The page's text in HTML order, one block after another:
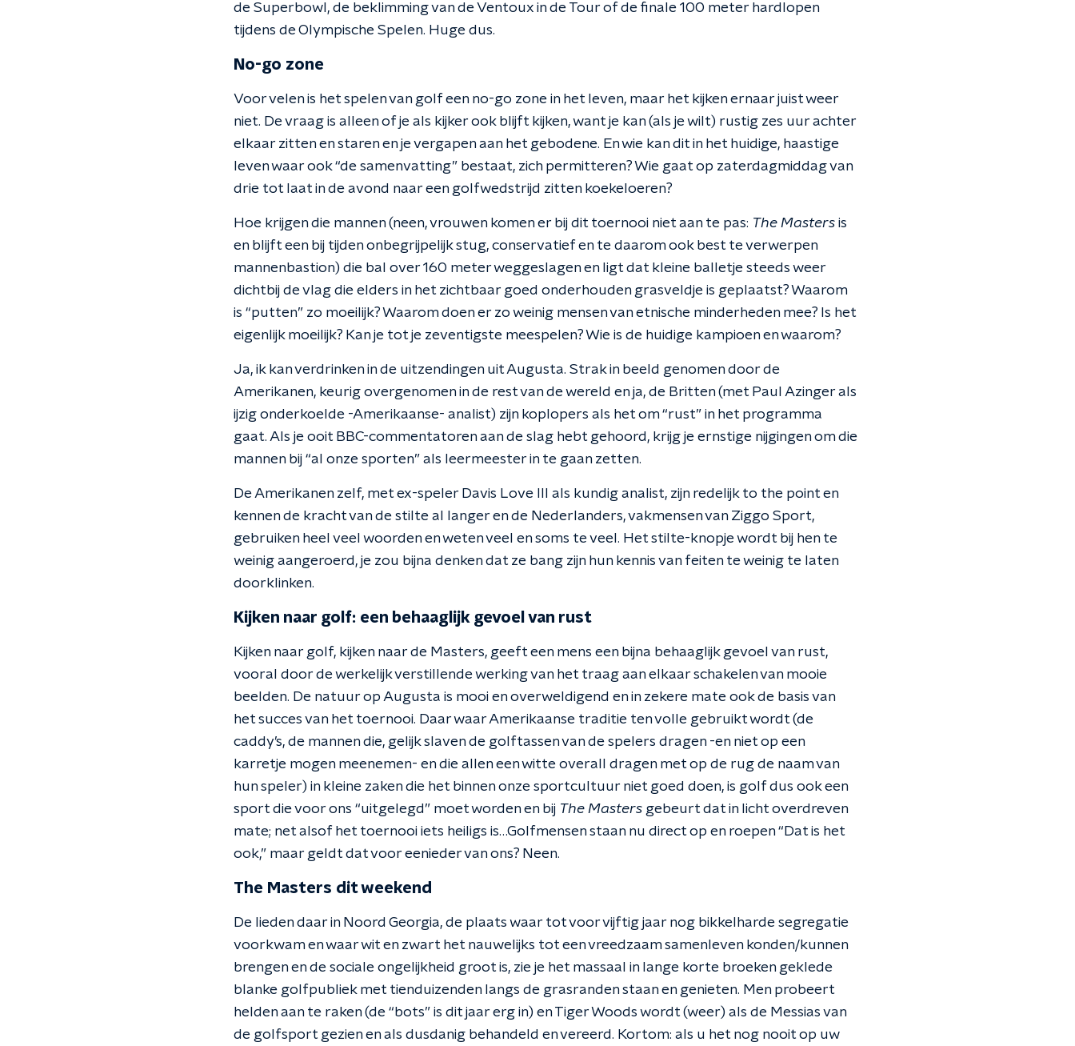
de Superbowl, de beklimming van de Ventoux in de Tour of de finale 100 meter hardlopen
tijdens de Olympische Spelen. Huge dus.
No-go zone
Voor velen is het spelen van golf een no-go zone in het leven, maar het kijken ernaar juist weer
niet. De vraag is alleen of je als kijker ook blijft kijken, want je kan (als je wilt) rustig zes uur achter
elkaar zitten en staren en je vergapen aan het gebodene. En wie kan dit in het huidige, haastige
leven waar ook “de samenvatting” bestaat, zich permitteren? Wie gaat op zaterdagmiddag van
drie tot laat in de avond naar een golfwedstrijd zitten koekeloeren?
Hoe krijgen die mannen (neen, vrouwen komen er bij dit toernooi niet aan te pas: The Masters is
en blijft een bij tijden onbegrijpelijk stug, conservatief en te daarom ook best te verwerpen
mannenbastion) die bal over 160 meter weggeslagen en ligt dat kleine balletje steeds weer
dichtbij de vlag die elders in het zichtbaar goed onderhouden grasveldje is geplaatst?Waarom
is “putten” zo moeilijk? Waarom doen er zo weinig mensen van etnische minderheden mee? Is het
eigenlijk moeilijk? Kan je tot je zeventigste meespelen? Wie is de huidige kampioen en waarom?
Ja, ik kan verdrinken in de uitzendingen uit Augusta. Strak in beeld genomen door de
Amerikanen, keurig overgenomen in de rest van de wereld en ja, de Britten (met Paul Azinger als
ijzig onderkoelde -Amerikaanse- analist) zijn koplopers als het om “rust” in het programma
gaat. Als je ooit BBC-commentatoren aan de slag hebt gehoord, krijg je ernstige nijgingen om die
mannen bij “al onze sporten” als leermeester in te gaan zetten.
De Amerikanen zelf, met ex-speler Davis Love III als kundig analist, zijn redelijk to the point en
kennen de kracht van de stilte al langer en de Nederlanders, vakmensen van Ziggo Sport,
gebruiken heel veel woorden en weten veel en soms te veel. Het stilte-knopje wordt bij hen te
weinig aangeroerd, je zou bijna denken dat ze bang zijn hun kennis van feiten te weinig te laten
doorklinken.
Kijken naar golf: een behaaglijk gevoel van rust
Kijken naar golf, kijken naar de Masters, geeft een mens een bijna behaaglijk gevoel van rust,
vooral door de werkelijk verstillende werking van het traag aan elkaar schakelen van mooie
beelden. De natuur op Augusta is mooi en overweldigend en in zekere mate ook de basis van
het succes van het toernooi. Daar waar Amerikaanse traditie ten volle gebruikt wordt (de
caddy’s, de mannen die, gelijk slaven de golftassen van de spelers dragen -en niet op een
karretje mogen meenemen- en die allen een witte overall dragen met op de rug de naam van
hun speler) in kleine zaken die het binnen onze sportcultuur niet goed doen, is golf dus ook een
sport die voor ons “uitgelegd” moet worden en bij The Masters gebeurt dat in licht overdreven
mate; net alsof het toernooi iets heiligs is…Golfmensen staan nu direct op en roepen “Dat is het
ook,” maar geldt dat voor eenieder van ons? Neen.
The Masters dit weekend
De lieden daar in Noord Georgia, de plaats waar tot voor vijftig jaar nog bikkelharde segregatie
voorkwam en waar wit en zwart het nauwelijks tot een vreedzaam samenleven konden/kunnen
brengen en de sociale ongelijkheid groot is, zie je het massaal in lange korte broeken geklede
blanke golfpubliek met tienduizenden langs de grasranden staan en genieten. Men probeert
helden aan te raken (de “bots” is dit jaar erg in) en Tiger Woods wordt (weer) als de Messias van
de golfsport gezien en als dusdanig behandeld en vereerd. Kortom: als u het nog nooit op uw